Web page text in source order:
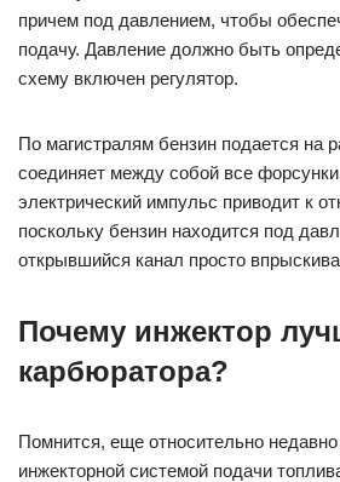
причем под давлением, чтобы
подачу. Давление должно быть
схему включен регулятор.
По магистралям бензин подается на
соединяет между собой все
электрический импульс приводит к
поскольку бензин находится под
открывшийся канал просто
Почему инжектор
карбюратора?
Помнится, еще относительно
инжекторной системой подачи